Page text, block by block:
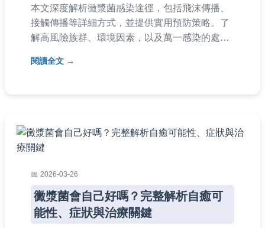
本文深度解析黴漿菌感染途徑，包括飛沫傳播、
接觸傳播等詳細方式，並提供實用預防策略。了
解高風險族群、環境因素，以及萬一感染的處理
染，保護家人健康。
閱讀全文
2026-03-26
黴漿菌會自己好嗎？完整解析自癒可
能性、症狀與治療關鍵